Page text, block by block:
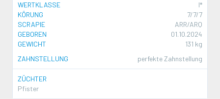
WERTKLASSE
I*
KÖRUNG
7/7/7
SCRAPIE
ARR/ARQ
GEBOREN
01.10.2024
GEWICHT
131 kg
ZAHNSTELLUNG
perfekte Zahnstellung
ZÜCHTER
Pfister